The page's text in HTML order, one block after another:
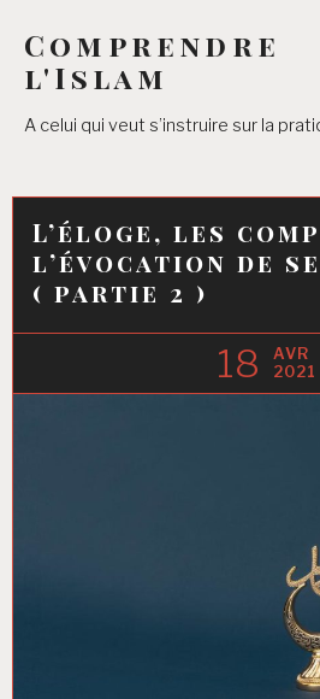
contenu
principal
Comprendre
l'Islam
A celui qui veut s’instruire sur la
L’éloge, les
l’évocation de
( partie 2 )
18
AVR
2021